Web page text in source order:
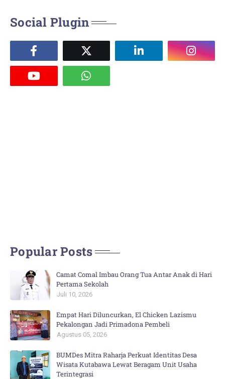
Social Plugin
Popular Posts
Camat Comal Imbau Orang Tua Antar Anak di Hari
Pertama Sekolah
Juli 10, 2026
Empat Hari Diluncurkan, El Chicken Lazismu
Pekalongan Jadi Primadona Pembeli
Agustus 05, 2026
BUMDes Mitra Raharja Perkuat Identitas Desa
Wisata Kutabawa Lewat Beragam Unit Usaha
Terintegrasi